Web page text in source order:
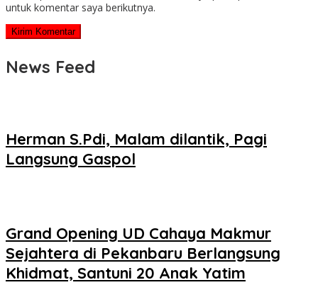
untuk komentar saya berikutnya.
News Feed
Herman S.Pdi, Malam dilantik, Pagi
Langsung Gaspol
Grand Opening UD Cahaya Makmur
Sejahtera di Pekanbaru Berlangsung
Khidmat, Santuni 20 Anak Yatim